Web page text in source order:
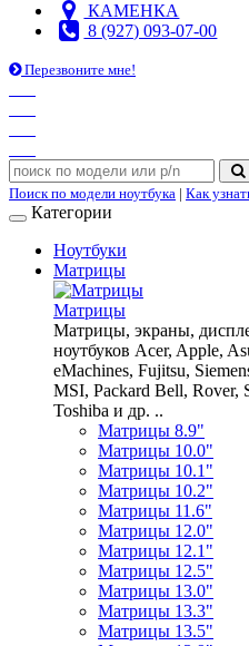
КАМЕНКА
8 (927) 093-07-00
Перезвоните мне!
Поиск по модели ноутбука | Как
Категории
Ноутбуки
Матрицы
Матрицы
Матрицы, экраны,
ноутбуков Acer, Apple,
eMachines, Fujitsu,
MSI, Packard Bell, Rover,
Toshiba и др. ..
Матрицы 8.9"
Матрицы 10.0"
Матрицы 10.1"
Матрицы 10.2"
Матрицы 11.6"
Матрицы 12.0"
Матрицы 12.1"
Матрицы 12.5"
Матрицы 13.0"
Матрицы 13.3"
Матрицы 13.5"